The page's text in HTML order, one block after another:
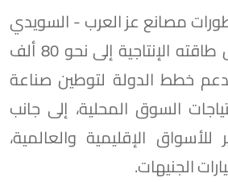
مصانع عز العرب - السويدي
للسيارات، الذي تصل طاقته الإنتاجية إلى نحو 80 ألف
خطط الدولة لتوطين صناعة
السوق المحلية، إلى جانب
الإقليمية والعالمية،
الجنيهات.